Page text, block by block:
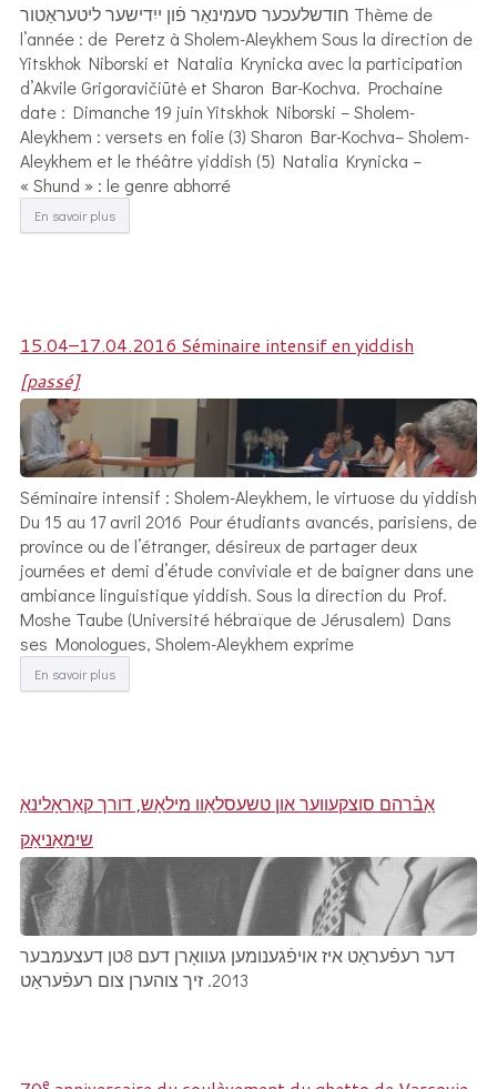
חודשלעכער סעמינאַר פֿון ייִדישער ליטעראַטור Thème de
l’année : de Peretz à Sholem-Aleykhem Sous la direction de
Yitskhok Niborski et Natalia Krynicka avec la participation
d’Akvile Grigoravičiūtė et Sharon Bar-Kochva. Prochaine
date : Dimanche 19 juin Yitskhok Niborski – Sholem-
Aleykhem : versets en folie (3) Sharon Bar-Kochva– Sholem-
Aleykhem et le théâtre yiddish (5) Natalia Krynicka –
« Shund » : le genre abhorré
En savoir plus
15.04–17.04.2016 Séminaire intensif en yiddish
[passé]
Séminaire intensif : Sholem-Aleykhem, le virtuose du yiddish
Du 15 au 17 avril 2016 Pour étudiants avancés, parisiens, de
province ou de l’étranger, désireux de partager deux
journées et demi d’étude conviviale et de baigner dans une
ambiance linguistique yiddish. Sous la direction du Prof.
Moshe Taube (Université hébraïque de Jérusalem) Dans
ses Monologues, Sholem-Aleykhem exprime
En savoir plus
אַבֿרהם סוצקעווער און טשעסלאַוו מילאָש, דורך קאַראָלינאַ
שימאַניאַק
דער רעפֿעראַט איז אויפֿגענומען געוואָרן דעם 8טן דעצעמבער
2013. זיך צוהערן צום רעפֿעראַט
e